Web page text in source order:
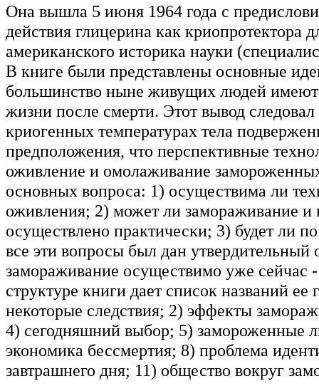
Она вышла 5 июня 1964 года с
действия глицерина как
американского историка науки
В книге были представлены основные
большинство ныне живущих людей
жизни после смерти. Этот вывод
криогенных температурах тела
предположения, что перспективные
оживление и омолаживание
основных вопроса: 1) осуществима ли
оживления; 2) может ли замораживание и
осуществлено практически; 3) будет ли
все эти вопросы был дан утвердительный
замораживание осуществимо уже сейчас
структуре книги дает список названий
некоторые следствия; 2) эффекты
4) сегодняшний выбор; 5) замороженные
экономика бессмертия; 8) проблема
завтрашнего дня; 11) общество вокруг